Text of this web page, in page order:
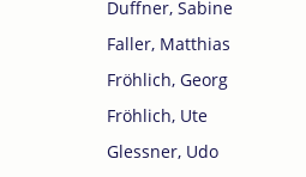
Duffner, Sabine
Faller, Matthias
Fröhlich, Georg
Fröhlich, Ute
Glessner, Udo